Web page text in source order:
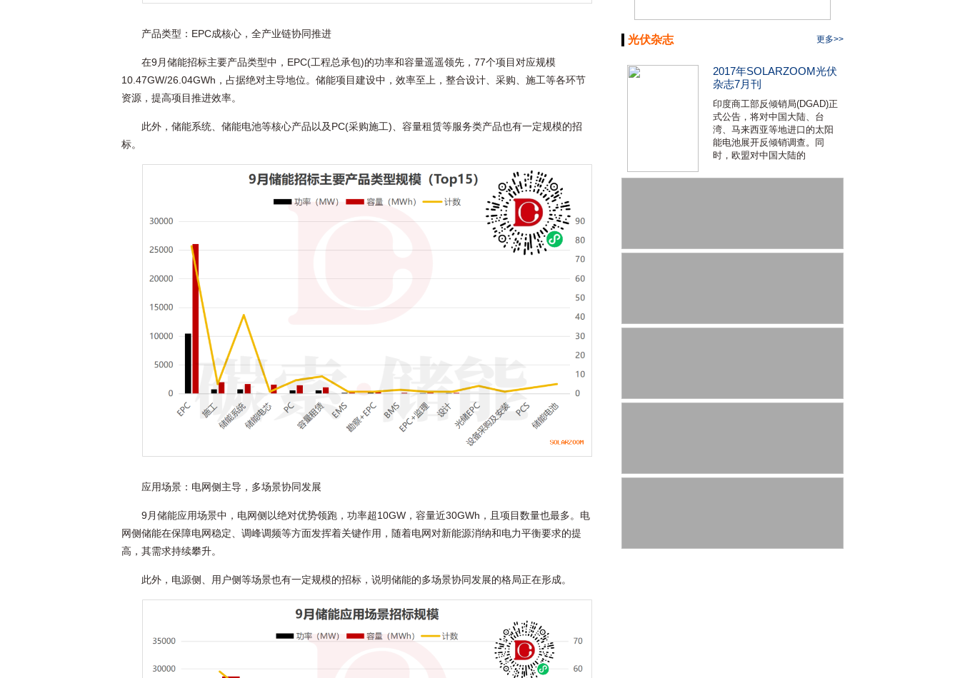
产品类型：EPC成核心，全产业链协同推进
在9月储能招标主要产品类型中，EPC(工程总承包)的功率和容量遥遥领先，77个项目对应规模
10.47GW/26.04GWh，占据绝对主导地位。储能项目建设中，效率至上，整合设计、采购、施工等各环节
资源，提高项目推进效率。
此外，储能系统、储能电池等核心产品以及PC(采购施工)、容量租赁等服务类产品也有一定规模的招
标。
应用场景：电网侧主导，多场景协同发展
9月储能应用场景中，电网侧以绝对优势领跑，功率超10GW，容量近30GWh，且项目数量也最多。电
网侧储能在保障电网稳定、调峰调频等方面发挥着关键作用，随着电网对新能源消纳和电力平衡要求的提
高，其需求持续攀升。
此外，电源侧、用户侧等场景也有一定规模的招标，说明储能的多场景协同发展的格局正在形成。
光伏杂志 更多>>
2017年SOLARZOOM光伏
杂志7月刊
印度商工部反倾销局(DGAD)正
式公告，将对中国大陆、台
湾、马来西亚等地进口的太阳
能电池展开反倾销调查。同
时，欧盟对中国大陆的